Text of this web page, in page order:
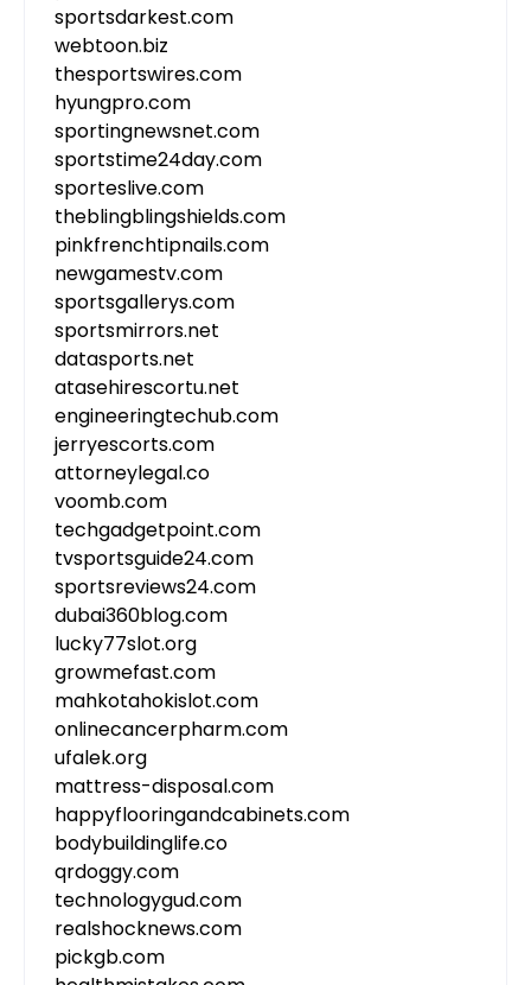
sportsdarkest.com
webtoon.biz
thesportswires.com
hyungpro.com
sportingnewsnet.com
sportstime24day.com
sporteslive.com
theblingblingshields.com
pinkfrenchtipnails.com
newgamestv.com
sportsgallerys.com
sportsmirrors.net
datasports.net
atasehirescortu.net
engineeringtechub.com
jerryescorts.com
attorneylegal.co
voomb.com
techgadgetpoint.com
tvsportsguide24.com
sportsreviews24.com
dubai360blog.com
lucky77slot.org
growmefast.com
mahkotahokislot.com
onlinecancerpharm.com
ufalek.org
mattress-disposal.com
happyflooringandcabinets.com
bodybuildinglife.co
qrdoggy.com
technologygud.com
realshocknews.com
pickgb.com